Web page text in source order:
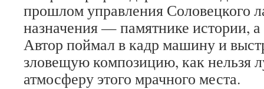
прошлом управления Соловецкого
назначения — памятнике истории,
Автор поймал в кадр машину и
зловещую композицию, как
атмосферу этого мрачного места.